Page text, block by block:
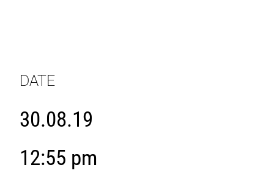
DATE
30.08.19
12:55 pm